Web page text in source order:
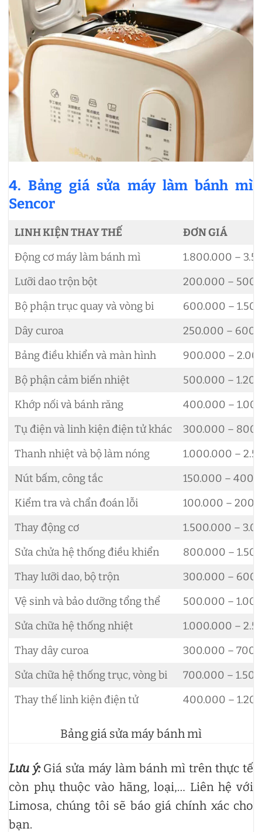
4. Bảng giá sửa máy làm bánh mì
Sencor
LINH KIỆN THAY THẾ
ĐƠN GIÁ
Động cơ máy làm bánh mì
1.800.000 –
Lưỡi dao trộn bột
200.000 –
Bộ phận trục quay và vòng bi
600.000 –
Dây curoa
250.000 –
Bảng điều khiển và màn hình
900.000 –
Bộ phận cảm biến nhiệt
500.000 –
Khớp nối và bánh răng
400.000 –
Tụ điện và linh kiện điện tử khác
300.000 –
Thanh nhiệt và bộ làm nóng
1.000.000 –
Nút bấm, công tắc
150.000 –
Kiểm tra và chẩn đoán lỗi
100.000 –
Thay động cơ
1.500.000 –
Sửa chửa hệ thống điều khiển
800.000 –
Thay lưỡi dao, bộ trộn
300.000 –
Vệ sinh và bảo dưỡng tổng thể
500.000 –
Sửa chữa hệ thống nhiệt
1.000.000 –
Thay dây curoa
300.000 –
Sửa chữa hệ thống trục, vòng bi
700.000 –
Thay thế linh kiện điện tử
400.000 –
Bảng giá sửa máy bánh mì
Lưu ý:Giá sửa máy làm bánh mì trên thực tế
còn phụ thuộc vào hãng, loại,… Liên hệ với
Limosa, chúng tôi sẽ báo giá chính xác cho
bạn.